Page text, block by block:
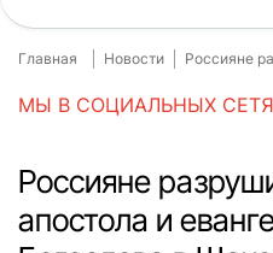
Главная
О нас
Спорт
Главная Новости Россияне
МЫ В СОЦИАЛЬНЫХ
Россияне
апостола и